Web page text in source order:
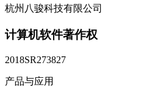
杭州八骏科技有限公司
计算机软件著作权
2018SR273827
产品与应用